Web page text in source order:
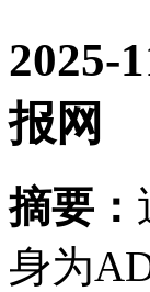
2025-
报网
摘要：
身为